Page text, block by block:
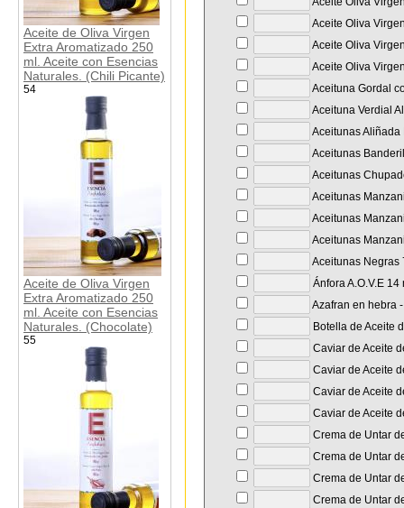
Aceite de Oliva Virgen
Extra Aromatizado 250
ml. Aceite con Esencias
Naturales. (Chili Picante)
54
Aceite de Oliva Virgen
Extra Aromatizado 250
ml. Aceite con Esencias
Naturales. (Chocolate)
55
Aceite Oliva
Aceite Oliva
Aceite Oliva
Aceituna Gordal
Aceituna Verdial
Aceitunas Aliñada
Aceitunas
Aceitunas
Aceitunas
Aceitunas
Aceitunas
Aceitunas Negras
Ánfora A.O.V.E
Azafran en hebra
Botella de Aceite
Caviar de Aceite
Caviar de Aceite
Caviar de Aceite
Caviar de Aceite
Crema de Untar
Crema de Untar
Crema de Untar
Crema de Untar